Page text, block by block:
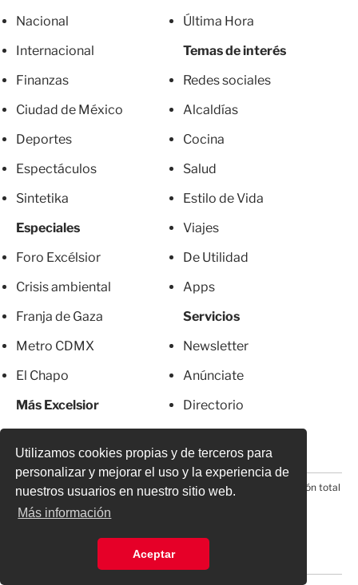
Utilizamos cookies propias y de terceros para
personalizar y mejorar el uso y la experiencia de
nuestros usuarios en nuestro sitio web.
Más información
Aceptar
Nacional
Internacional
Finanzas
Ciudad de México
Deportes
Espectáculos
Sintetika
Especiales
Foro Excélsior
Crisis ambiental
Franja de Gaza
Metro CDMX
El Chapo
Más Excelsior
Última Hora
Temas de interés
Redes sociales
Alcaldías
Cocina
Salud
Estilo de Vida
Viajes
De Utilidad
Apps
Servicios
Newsletter
Anúnciate
Directorio
© 2026 Todos los derechos reservados. Prohibida la reproducción total
o parcial, incluyendo cualquier medio electrónico*